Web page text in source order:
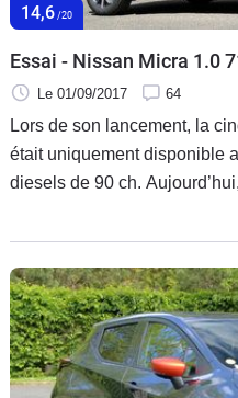
14,6 /20
Essai - Nissan Micra 1.0
Le 01/09/2017 64
Lors de son lancement, la
était uniquement disponible
diesels de 90 ch.